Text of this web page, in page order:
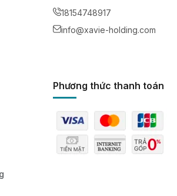
18154748917
info@xavie-holding.com
Phương thức thanh toán